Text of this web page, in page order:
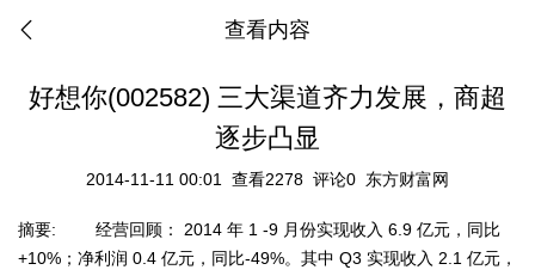
查看内容
好想你(002582) 三大渠道齐力发展，商超
逐步凸显
2014-11-11 00:01 查看2278 评论0 东方财富网
摘要:
经营回顾： 2014 年 1 -9 月份实现收入 6.9 亿元，同比
+10%；净利润 0.4 亿元，同比-49%。其中 Q3 实现收入 2.1 亿元，